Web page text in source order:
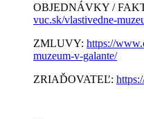
OBJEDNÁVKY /
vuc.sk/vlastivedne-
ZMLUVY: https://
muzeum-v-galante/
ZRIAĎOVATEĽ: